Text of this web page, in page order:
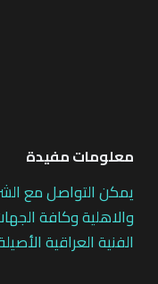
معلومات مفيدة
يمكن التواصل مع
والاهلية وكافة
الفنية العراقية